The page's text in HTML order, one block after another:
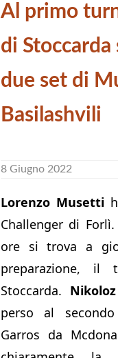
Al primo
di
due set di
Basilashvili
8 Giugno 2022
Lorenzo Musetti
Challenger di
ore si trova a
preparazione, il
Stoccarda.
perso al
Garros da